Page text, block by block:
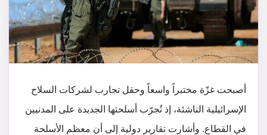
أصبحت غزّة مختبراً واسعاً وحقل تجارب لشركات السلاح
الإسرائيلية الناشئة، إذ تُجرّب أسلحتها الجديدة على المدنيين
في القطاع. وأشارت تقارير دولية إلى أن معظم الأسلحة